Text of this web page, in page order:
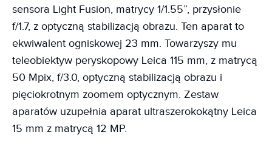
sensora Light Fusion, matrycy 1/1.55”, przysłonie
f/1.7, z optyczną stabilizacją obrazu. Ten aparat to
ekwiwalent ogniskowej 23 mm. Towarzyszy mu
teleobiektyw peryskopowy Leica 115 mm, z matrycą
50 Mpix, f/3.0, optyczną stabilizacją obrazu i
pięciokrotnym zoomem optycznym. Zestaw
aparatów uzupełnia aparat ultraszerokokątny Leica
15 mm z matrycą 12 MP.